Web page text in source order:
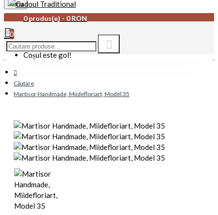
CONTACT
Menu
0 produs(e) - 0 RON
0
Coșul este gol!
Căutare
Martisor Handmade, Miidefloriart, Model 35